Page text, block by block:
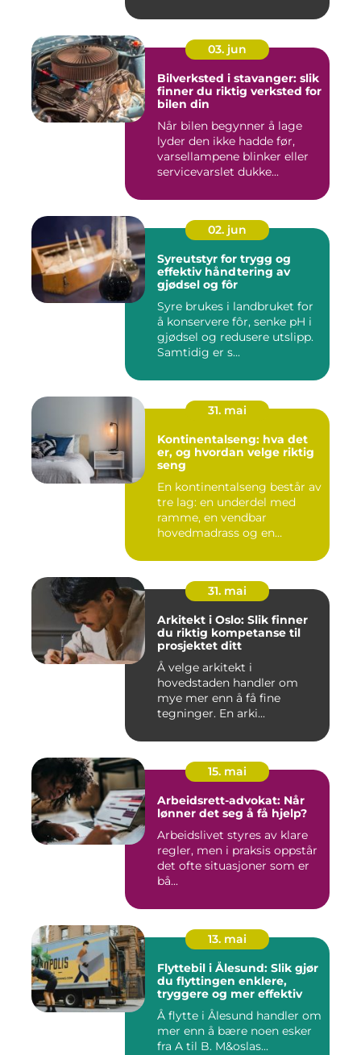
03. jun
Bilverksted i stavanger: slik
finner du riktig verksted for
bilen din
Når bilen begynner å lage
lyder den ikke hadde før,
varsellampene blinker eller
servicevarslet dukke...
02. jun
Syreutstyr for trygg og
effektiv håndtering av
gjødsel og fôr
Syre brukes i landbruket for
å konservere fôr, senke pH i
gjødsel og redusere utslipp.
Samtidig er s...
31. mai
Kontinentalseng: hva det
er, og hvordan velge riktig
seng
En kontinentalseng består av
tre lag: en underdel med
ramme, en vendbar
hovedmadrass og en
31. mai
Arkitekt i Oslo: Slik finner
du riktig kompetanse til
prosjektet ditt
Å velge arkitekt i
hovedstaden handler om
mye mer enn å få fine
tegninger. En arki...
15. mai
Arbeidsrett-advokat: Når
lønner det seg å få hjelp?
Arbeidslivet styres av klare
regler, men i praksis oppstår
det ofte situasjoner som er
bå...
13. mai
Flyttebil i Ålesund: Slik gjør
du flyttingen enklere,
tryggere og mer effektiv
Å flytte i Ålesund handler om
mer enn å bære noen esker
fra A til B. M&oslas...